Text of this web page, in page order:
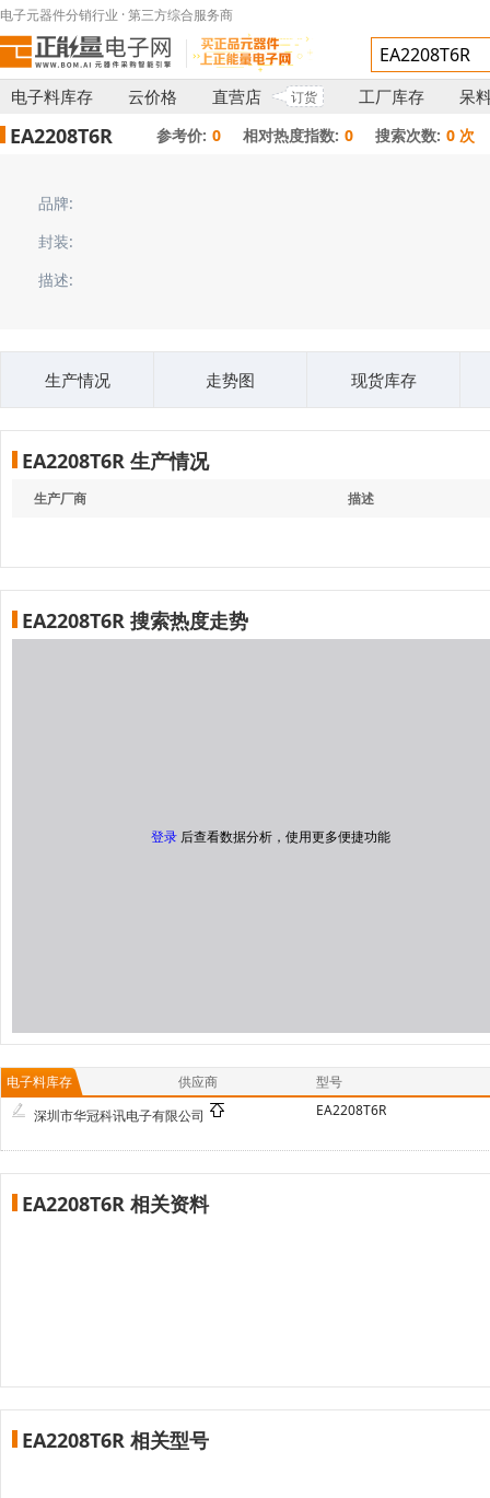
电子元器件分销行业 · 第三方综合服务商
电子料库存 云价格 直营店 订货 工厂库存 呆
EA2208T6R 参考价: 0 相对热度指数: 0 搜索次数: 0 次
品牌:
封装:
描述:
生产情况 走势图 现货库存
EA2208T6R 生产情况
生产厂商 描述
EA2208T6R 搜索热度走势
登录 后查看数据分析，使用更多便捷功能
电子料库存 供应商
型号
深圳市华冠科讯电子有限公司
EA2208T6R
EA2208T6R 相关资料
EA2208T6R 相关型号